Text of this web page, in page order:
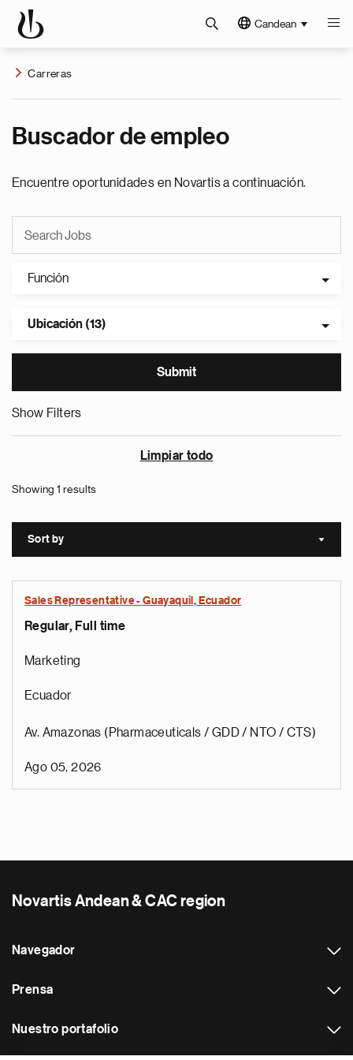
Candean
Carreras
Buscador de empleo
Encuentre oportunidades en Novartis a continuación.
Función
Ubicación (13)
Show Filters
Limpiar todo
Showing 1 results
Sort by Sort
Sales Representative - Guayaquil, Ecuador
Regular, Full time
Marketing
Ecuador
Av. Amazonas (Pharmaceuticals / GDD / NTO / CTS)
Ago 05, 2026
Novartis Andean & CAC region
Navegador
Prensa
Nuestro portafolio